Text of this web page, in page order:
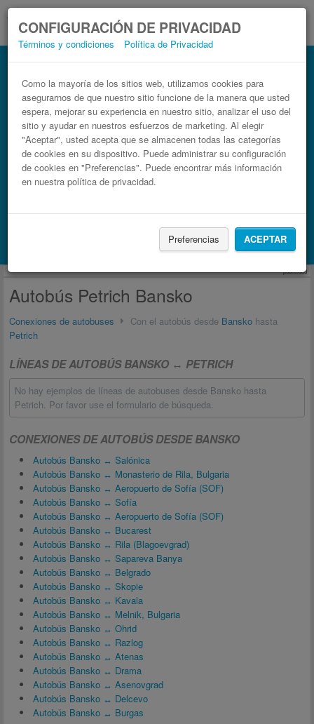
CONFIGURACIÓN DE PRIVACIDAD
Términos y condiciones Política de Privacidad
Como la mayoría de los sitios web, utilizamos cookies para
asegurarnos de que nuestro sitio funcione de la manera que usted
espera, mejorar su experiencia en nuestro sitio, analizar el uso del
sitio y ayudar en nuestros esfuerzos de marketing. Al elegir
"Aceptar", usted acepta que se almacenen todas las categorías
de cookies en su dispositivo. Puede administrar su configuración
de cookies en "Preferencias". Puede encontrar más información
en nuestra política de privacidad.
Preferencias ACEPTAR
Autobús Bansko Petrich
Billetes de autobuses en solo 3 pasos
Busca también alojamiento con Booking.com
publicidad
Autobús Petrich Bansko
Conexiones de autobuses Con el autobús desde Bansko hasta
Petrich
LÍNEAS DE AUTOBÚS BANSKO ↔ PETRICH
No hay ejemplos de líneas de autobuses desde Bansko hasta
Petrich. Por favor use el formulario de búsqueda.
CONEXIONES DE AUTOBÚS DESDE BANSKO
Autobús Bansko ↔ Salónica
Autobús Bansko ↔ Monasterio de Rila, Bulgaria
Autobús Bansko ↔ Aeropuerto de Sofía (SOF)
Autobús Bansko ↔ Sofía
Autobús Bansko ↔ Aeropuerto de Sofía (SOF)
Autobús Bansko ↔ Bucarest
Autobús Bansko ↔ Rila (Blagoevgrad)
Autobús Bansko ↔ Sapareva Banya
Autobús Bansko ↔ Belgrado
Autobús Bansko ↔ Skopie
Autobús Bansko ↔ Kavala
Autobús Bansko ↔ Melnik, Bulgaria
Autobús Bansko ↔ Ohrid
Autobús Bansko ↔ Razlog
Autobús Bansko ↔ Atenas
Autobús Bansko ↔ Drama
Autobús Bansko ↔ Asenovgrad
Autobús Bansko ↔ Delcevo
Autobús Bansko ↔ Burgas